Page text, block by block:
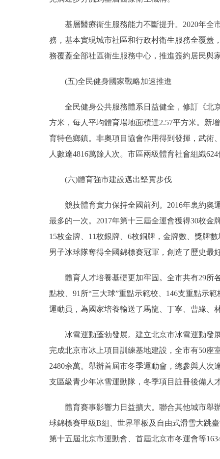
基層醫療衛生服務能力不斷提升。2020年全市
務，基本實現城市社區和行政村衛生服務全覆蓋
務覆蓋全部社區衛生服務中心，推進簽約居民與
(五)全民健身國家戰略加速推進
全民健身公共服務體系日益健全，修訂《北京
方米，每人平均體育場地面積達2.57平方米。新
育特色鄉鎮。非奧項目協會作用得到發揮，武術
人數達4816萬餘人次。市區兩級體育社會組織
(六)體育強市建設邁出堅實步伐
競技體育實力保持全國前列。2016年裏約奧
最多的一次。2017年第十三屆全運會獲得30枚金
15枚金牌、11枚銀牌、6枚銅牌，金牌數、獎牌
男子冰球隊奪得全國錦標賽冠軍，創造了歷史最
體育人才培養基礎更加牢固。全市共有29所各
點校、91所“三大球”重點示範校、146支重點示
運動員，為國家培養輸送了馬龍、丁寧、曹緣、
冰雪運動蓬勃發展。建立北京市冰雪運動發展
完成北京市冰上項目訓練基地建設，全市有50座
2480余萬。舉辦首屆市冬季運動會，總參與人次
支區級青少年冰雪運動隊，冬季項目註冊後備人
體育賽事影響力日益擴大。聯合其他城市舉辦
球錦標賽甲級B組、世界單板及自由式滑雪大跳
第十五屆北京市運動會、首屆北京市冬運會等